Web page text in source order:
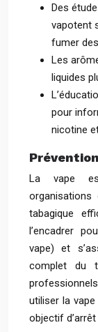
Des
vapotent
fumer
Les
liquides
pour
nicotine
La vape
tabagique
l’encadrer
vape) et
complet du
utiliser la
objectif